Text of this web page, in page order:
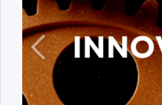
Anterior